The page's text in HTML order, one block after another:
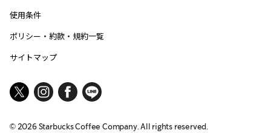
使用条件
ポリシー・約款・規約一覧
サイトマップ
© 2026Starbucks Coffee Company. All rights reserved.